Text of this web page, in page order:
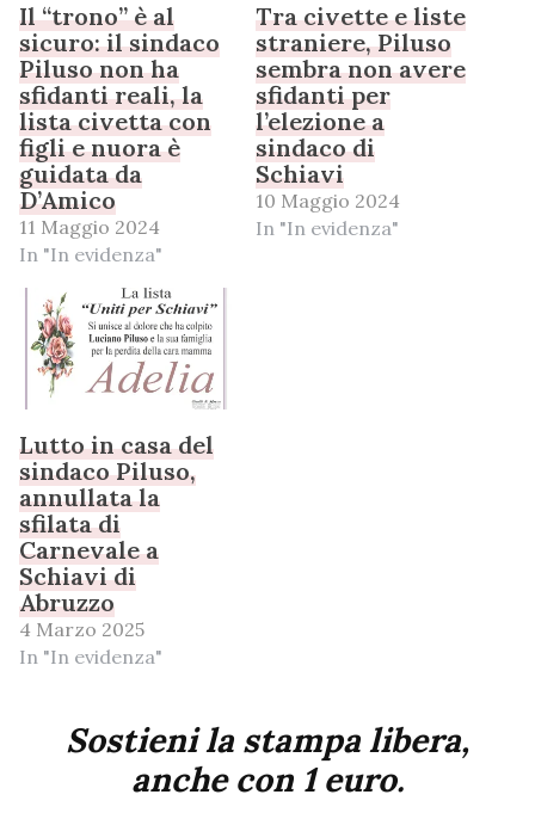
Il “trono” è al
sicuro: il sindaco
Piluso non ha
sfidanti reali, la
lista civetta con
figli e nuora è
guidata da
D’Amico
11 Maggio 2024
In "In evidenza"
Tra civette e liste
straniere, Piluso
sembra non avere
sfidanti per
l’elezione a
sindaco di
Schiavi
10 Maggio 2024
In "In evidenza"
Lutto in casa del
sindaco Piluso,
annullata la
sfilata di
Carnevale a
Schiavi di
Abruzzo
4 Marzo 2025
In "In evidenza"
Sostieni la stampa libera,
anche con 1 euro.